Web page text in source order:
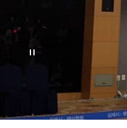
시도회 기구 조직도